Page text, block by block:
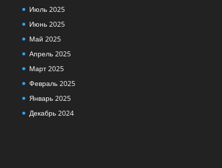
Июль 2025
Июнь 2025
Май 2025
Апрель 2025
Март 2025
Февраль 2025
Январь 2025
Декабрь 2024